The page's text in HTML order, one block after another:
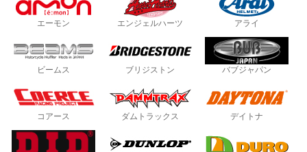
エーモン エンジェルハーツ アライ
ビームス ブリジストン バブジャパン
コアース ダムトラックス デイトナ